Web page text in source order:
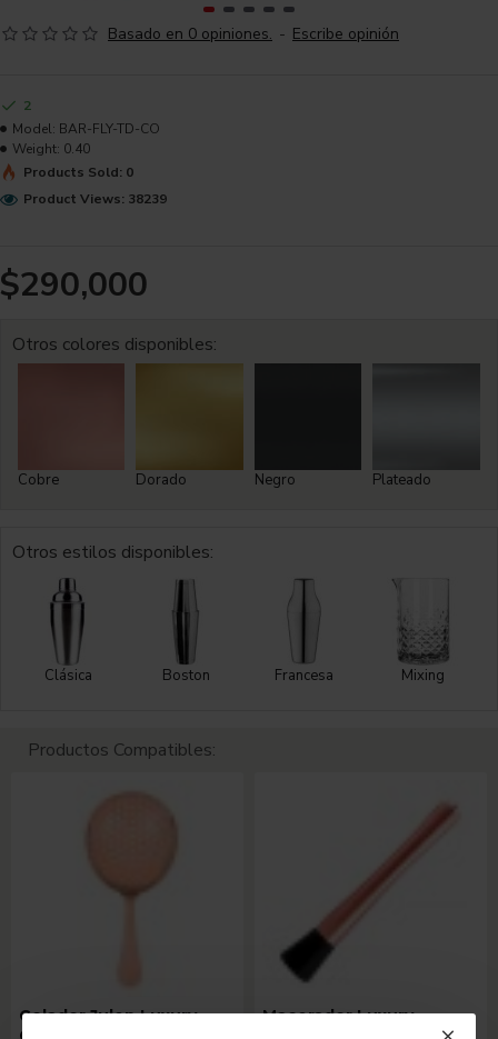
Basado en 0 opiniones. - Escribe opinión
$290,000
2
Model: BAR-FLY-TD-CO
Weight: 0.40
Products Sold: 0
Product Views: 38239
Otros colores disponibles:
Cobre Dorado Negro Plateado
Otros estilos disponibles:
Clásica Boston Francesa Mixing
Productos Compatibles:
Colador Julep Luxury
Macerador Luxury